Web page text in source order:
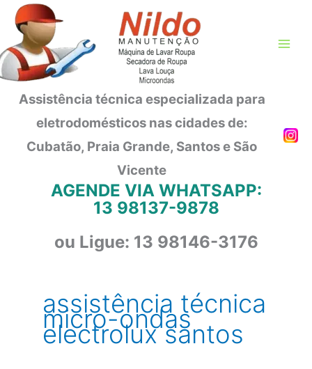
para
conteúdo
Assistência técnica especializada para
eletrodomésticos nas cidades de:
Cubatão, Praia Grande, Santos e São
Vicente
AGENDE VIA WHATSAPP:
13 98137-9878
ou Ligue: 13 98146-3176
assistência técnica
micro-ondas
electrolux santos